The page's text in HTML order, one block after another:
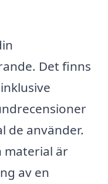
Det finns
de använder.
material är
av en